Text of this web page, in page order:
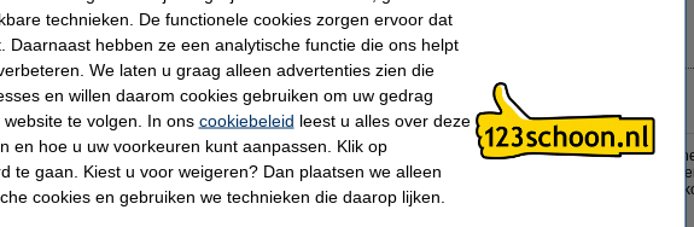
Exclusief 21% BTW
van bevroren ruiten of spiegels? Gebruik deze Protecton ruitontdooier om snel weer de weg op te
op deze manier eenvoudig. Het product zorgt er door de toegevoegde Glycol bovendien voor dat
op de ruit ontstaat, waarmee het bevriezen van autoruiten en spiegels in de toekomst
technieken. De functionele cookies zorgen ervoor dat
Daarnaast hebben ze een analytische functie die ons helpt
We laten u graag alleen advertenties zien die
en willen daarom cookies gebruiken om uw gedrag
te volgen. In ons cookiebeleid leest u alles over deze
en hoe u uw voorkeuren kunt aanpassen. Klik op
te gaan. Kiest u voor weigeren? Dan plaatsen we alleen
cookies en gebruiken we technieken die daarop lijken.